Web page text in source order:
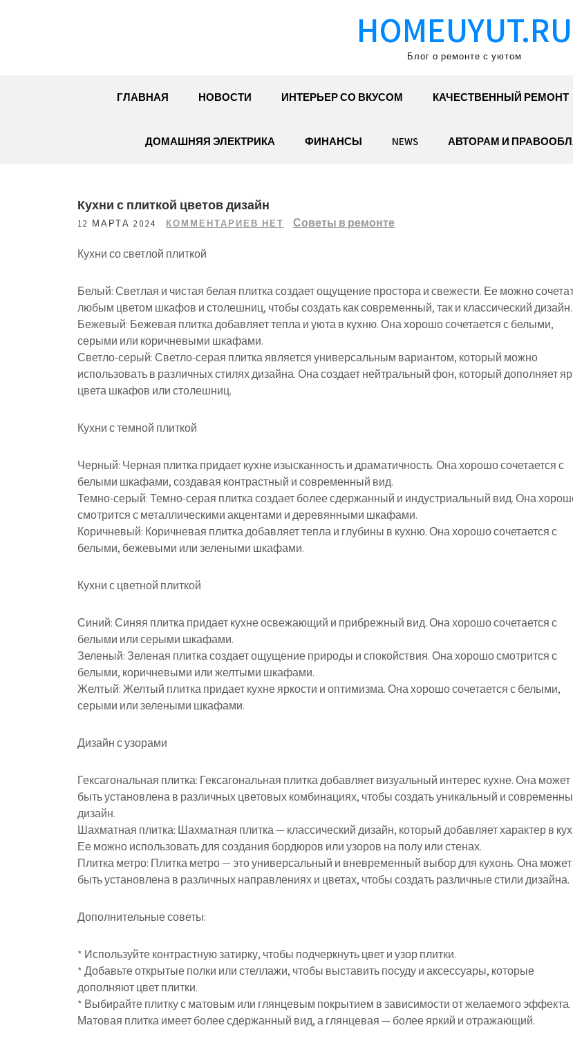
HOMEUYUT.RU
Блог о ремонте с уютом
ГЛАВНАЯ НОВОСТИ ИНТЕРЬЕР СО ВКУСОМ КАЧЕСТВЕННЫЙ РЕМОНТ
ДОМАШНЯЯ ЭЛЕКТРИКА ФИНАНСЫ NEWS АВТОРАМ И
Кухни с плиткой цветов дизайн
12 МАРТА 2024 КОММЕНТАРИЕВ НЕТ Советы в ремонте
Кухни со светлой плиткой
Белый: Светлая и чистая белая плитка создает ощущение простора и свежести. Ее можно
любым цветом шкафов и столешниц, чтобы создать как современный, так и классический дизайн.
Бежевый: Бежевая плитка добавляет тепла и уюта в кухню. Она хорошо сочетается с белыми,
серыми или коричневыми шкафами.
Светло-серый: Светло-серая плитка является универсальным вариантом, который можно
использовать в различных стилях дизайна. Она создает нейтральный фон, который дополняет
цвета шкафов или столешниц.
Кухни с темной плиткой
Черный: Черная плитка придает кухне изысканность и драматичность. Она хорошо сочетается с
белыми шкафами, создавая контрастный и современный вид.
Темно-серый: Темно-серая плитка создает более сдержанный и индустриальный вид. Она
смотрится с металлическими акцентами и деревянными шкафами.
Коричневый: Коричневая плитка добавляет тепла и глубины в кухню. Она хорошо сочетается с
белыми, бежевыми или зелеными шкафами.
Кухни с цветной плиткой
Синий: Синяя плитка придает кухне освежающий и прибрежный вид. Она хорошо сочетается с
белыми или серыми шкафами.
Зеленый: Зеленая плитка создает ощущение природы и спокойствия. Она хорошо смотрится с
белыми, коричневыми или желтыми шкафами.
Желтый: Желтый плитка придает кухне яркости и оптимизма. Она хорошо сочетается с белыми,
серыми или зелеными шкафами.
Дизайн с узорами
Гексагональная плитка: Гексагональная плитка добавляет визуальный интерес кухне. Она может
быть установлена в различных цветовых комбинациях, чтобы создать уникальный и
дизайн.
Шахматная плитка: Шахматная плитка — классический дизайн, который добавляет характер в
Ее можно использовать для создания бордюров или узоров на полу или стенах.
Плитка метро: Плитка метро — это универсальный и вневременный выбор для кухонь. Она может
быть установлена в различных направлениях и цветах, чтобы создать различные стили дизайна.
Дополнительные советы:
* Используйте контрастную затирку, чтобы подчеркнуть цвет и узор плитки.
* Добавьте открытые полки или стеллажи, чтобы выставить посуду и аксессуары, которые
дополняют цвет плитки.
* Выбирайте плитку с матовым или глянцевым покрытием в зависимости от желаемого эффекта.
Матовая плитка имеет более сдержанный вид, а глянцевая — более яркий и отражающий.